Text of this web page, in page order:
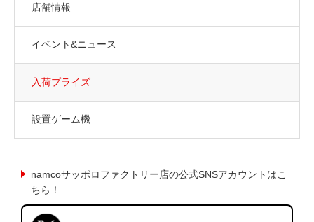
店舗情報
イベント&ニュース
入荷プライズ
設置ゲーム機
namcoサッポロファクトリー店の公式SNSアカウントはこ
ちら！